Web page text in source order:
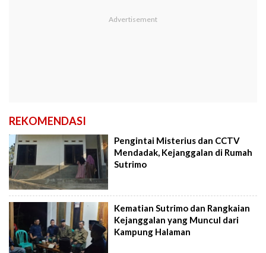
REKOMENDASI
Pengintai Misterius dan CCTV
Mendadak, Kejanggalan di Rumah
Sutrimo
Kematian Sutrimo dan Rangkaian
Kejanggalan yang Muncul dari
Kampung Halaman